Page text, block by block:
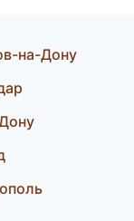
на-Дону